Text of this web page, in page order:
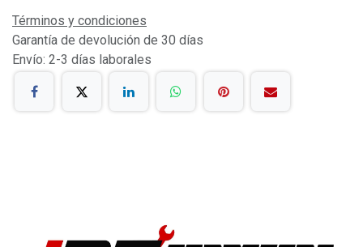
Términos y condiciones
Garantía de devolución de 30 días
Envío: 2-3 días laborales